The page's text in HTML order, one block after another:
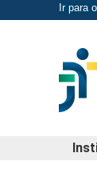
Ir para